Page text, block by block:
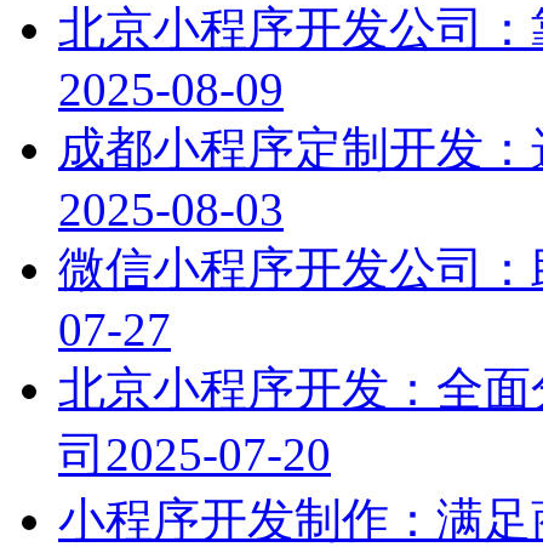
北京小程序开发公司
2025-08-09
成都小程序定制开发
2025-08-03
微信小程序开发公司
07-27
北京小程序开发：全
司 2025-07-20
小程序开发制作：满